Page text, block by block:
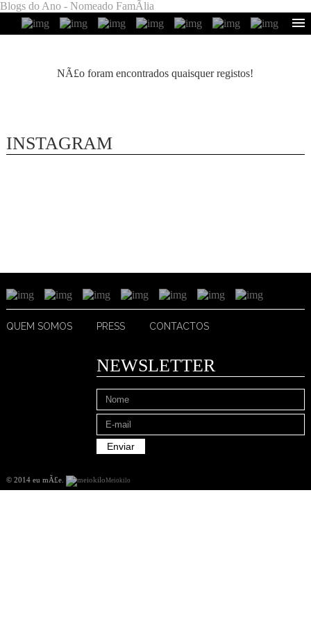
Blogs do Ano - Nomeado FamÃ­lia
NÃ£o foram encontrados quaisquer registos!
INSTAGRAM
QUEM SOMOS PRESS CONTACTOS
NEWSLETTER
© 2014 eu mÃ£e. Meiokilo